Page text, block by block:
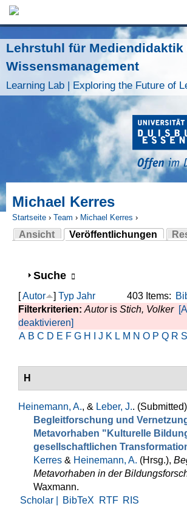
Jump to Navigation
Lehrstuhl für Mediendidaktik
Wissensmanagement
Learning Lab | Exploring the Future of
Michael Kerres
Sie sind hier
Startseite › Team › Michael Kerres ›
Ansicht
Veröffentlichungen
(aktiver Reiter)
Anzeigen
Suche
403 Items:
[Autor ] Typ Jahr
Filterkriterien: Autoris Stich, Volker
deaktivieren]
A B C D E F G H J K L M N O P Q R S
H
Heinemann, A., & Leber, J..
Begleitforschung und
Metavorhaben "Kulturelle
gesellschaftlichen
Kerres & Heinemann, A. (Hrsg.),
Metavorhaben in der
Waxmann.
Scholar |
BibTeX RTF RIS